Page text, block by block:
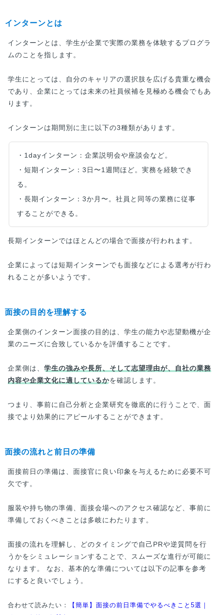
インターンとは
インターンとは、学生が企業で実際の業務を体験するプログラ
ムのことを指します。
学生にとっては、自分のキャリアの選択肢を広げる貴重な機会
であり、企業にとっては未来の社員候補を見極める機会でもあ
ります。
インターンは期間別に主に以下の3種類があります。
・1dayインターン：企業説明会や座談会など。
・短期インターン：3日〜1週間ほど。実務を経験でき
る。
・長期インターン：3か月〜。社員と同等の業務に従事
することができる。
長期インターンではほとんどの場合で面接が行われます。
企業によっては短期インターンでも面接などによる選考が行わ
れることが多いようです。
面接の目的を理解する
企業側のインターン面接の目的は、学生の能力や志望動機が企
業のニーズに合致しているかを評価することです。
企業側は、 学生の強みや長所、そして志望理由が、自社の業務
内容や企業文化に適しているかを確認します。
つまり、事前に自己分析と企業研究を徹底的に行うことで、面
接でより効果的にアピールすることができます。
面接の流れと前日の準備
面接前日の準備は、面接官に良い印象を与えるために必要不可
欠です。
服装や持ち物の準備、面接会場へのアクセス確認など、事前に
準備しておくべきことは多岐にわたります。
面接の流れを理解し、どのタイミングで自己PRや逆質問を行
うかをシミュレーションすることで、スムーズな進行が可能に
なります。 なお、基本的な準備については以下の記事を参考
にすると良いでしょう。
合わせて読みたい：
【簡単】面接の前日準備でやるべきこと5選｜